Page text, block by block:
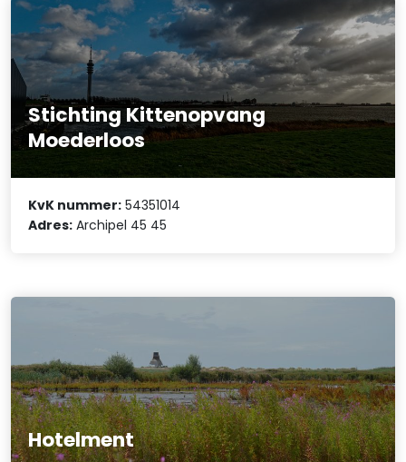
Stichting Kittenopvang
Moederloos
KvK nummer: 54351014
Adres: Archipel 45 45
Hotelment